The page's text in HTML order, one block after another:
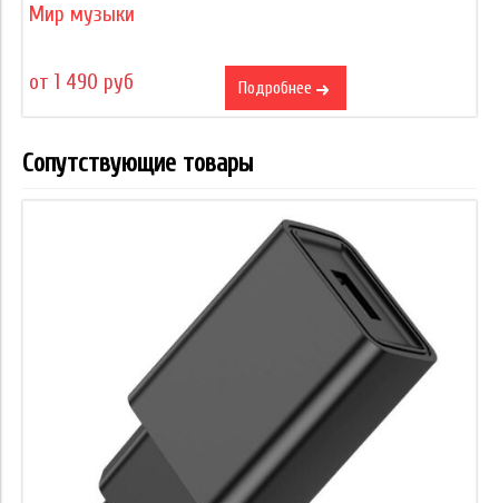
Мир музыки
от 1 490 руб Подробнее
Сопутствующие товары